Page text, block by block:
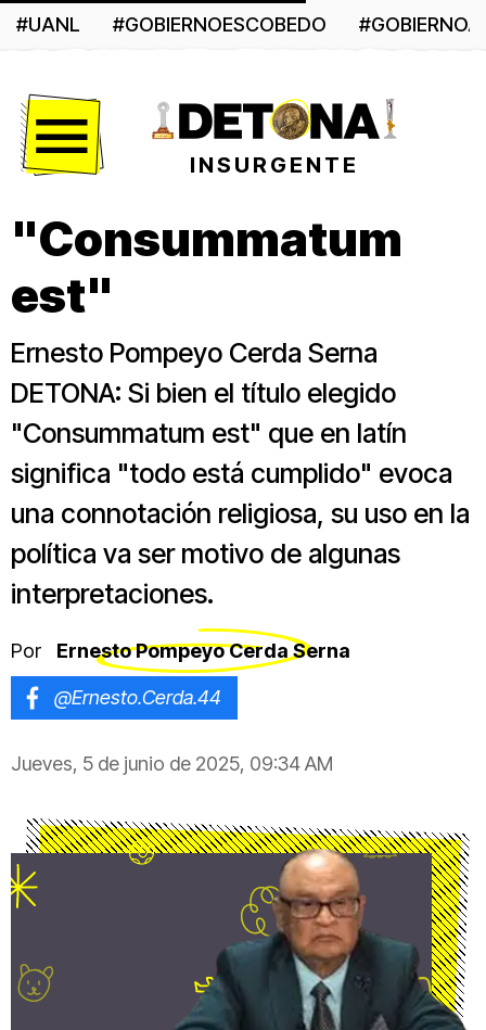
#UANL #GOBIERNOESCOBEDO
INSURGENTE
"Consummatum
est"
Ernesto Pompeyo Cerda Serna
DETONA: Si bien el título elegido
"Consummatum est" que en latín
significa "todo está cumplido" evoca
una connotación religiosa, su uso en la
política va ser motivo de algunas
interpretaciones.
Por Ernesto Pompeyo Cerda Serna
@Ernesto.Cerda.44
Jueves, 5 de junio de 2025, 09:34 AM